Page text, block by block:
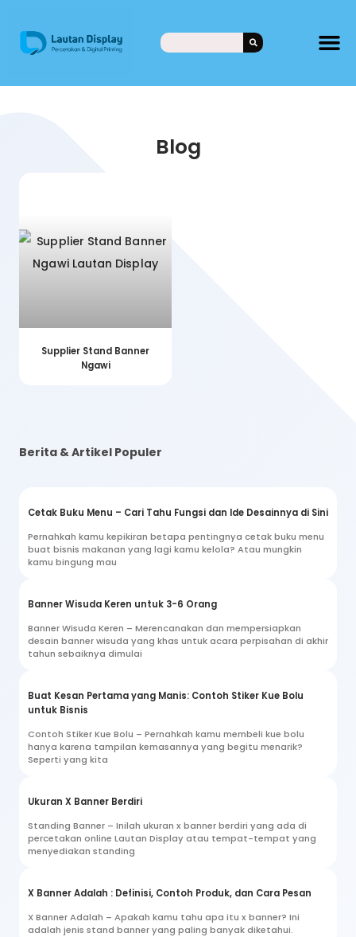
Blog
Supplier Stand Banner
Ngawi
Berita & Artikel Populer
Cetak Buku Menu – Cari Tahu Fungsi dan Ide Desainnya di Sini
Pernahkah kamu kepikiran betapa pentingnya cetak buku menu
buat bisnis makanan yang lagi kamu kelola? Atau mungkin
kamu bingung mau
Banner Wisuda Keren untuk 3-6 Orang
Banner Wisuda Keren – Merencanakan dan mempersiapkan
desain banner wisuda yang khas untuk acara perpisahan di akhir
tahun sebaiknya dimulai
Buat Kesan Pertama yang Manis: Contoh Stiker Kue Bolu
untuk Bisnis
Contoh Stiker Kue Bolu – Pernahkah kamu membeli kue bolu
hanya karena tampilan kemasannya yang begitu menarik?
Seperti yang kita
Ukuran X Banner Berdiri
Standing Banner – Inilah ukuran x banner berdiri yang ada di
percetakan online Lautan Display atau tempat-tempat yang
menyediakan standing
X Banner Adalah : Definisi, Contoh Produk, dan Cara Pesan
X Banner Adalah – Apakah kamu tahu apa itu x banner? Ini
adalah jenis stand banner yang paling banyak diketahui.